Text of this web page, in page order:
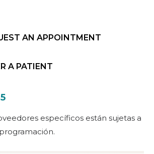
AN APPOINTMENT
A PATIENT
específicos están sujetas a